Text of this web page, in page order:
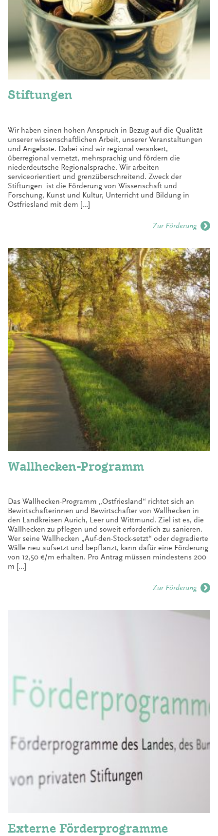
Stiftungen
Wir haben einen hohen Anspruch in Bezug auf die Qualität
unserer wissenschaftlichen Arbeit, unserer Veranstaltungen
und Angebote. Dabei sind wir regional verankert,
überregional vernetzt, mehrsprachig und fördern die
niederdeutsche Regionalsprache. Wir arbeiten
serviceorientiert und grenzüberschreitend. Zweck der
Stiftungen ist die Förderung von Wissenschaft und
Forschung, Kunst und Kultur, Unterricht und Bildung in
Ostfriesland mit dem […]
Zur Förderung
Wallhecken-Programm
Das Wallhecken-Programm „Ostfriesland“ richtet sich an
Bewirtschafterinnen und Bewirtschafter von Wallhecken in
den Landkreisen Aurich, Leer und Wittmund. Ziel ist es, die
Wallhecken zu pflegen und soweit erforderlich zu sanieren.
Wer seine Wallhecken „Auf-den-Stock-setzt“ oder degradierte
Wälle neu aufsetzt und bepflanzt, kann dafür eine Förderung
von 12,50 €/m erhalten. Pro Antrag müssen mindestens 200
m […]
Zur Förderung
Externe Förderprogramme